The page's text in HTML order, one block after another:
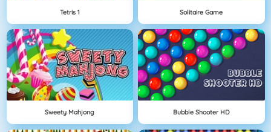
Tetris 1 Solitaire Game
Sweety Mahjong Bubble Shooter HD